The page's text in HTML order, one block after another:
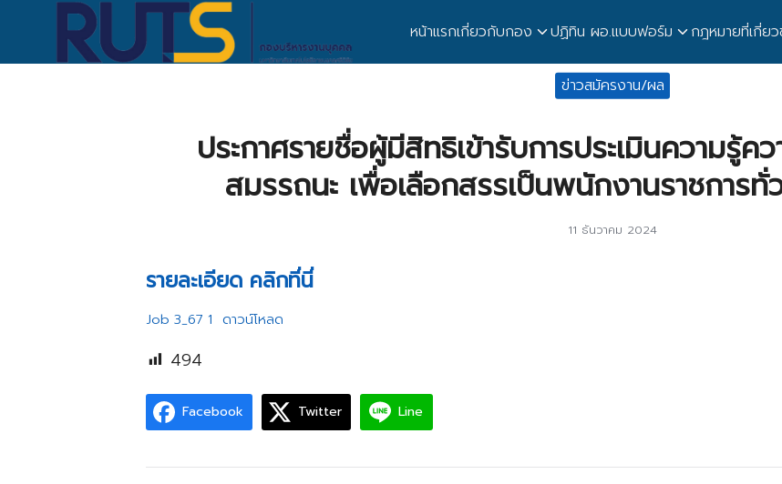
หน้าแรกเกี่ยวกับกอง ปฏิทิน ผอ.แบบฟอร์ม กฎหมายที่เกี่ย
ข่าวสมัครงาน/ผล
ประกาศรายชื่อผู้มีสิทธิเข้ารับการประเมินความรู้ค
สมรรถนะ เพื่อเลือกสรรเป็นพนักงานราชการ
11 ธันวาคม 2024
รายละเอียด คลิกที่นี่
Job 3_67 1 ดาวน์โหลด
494
Facebook Twitter Line